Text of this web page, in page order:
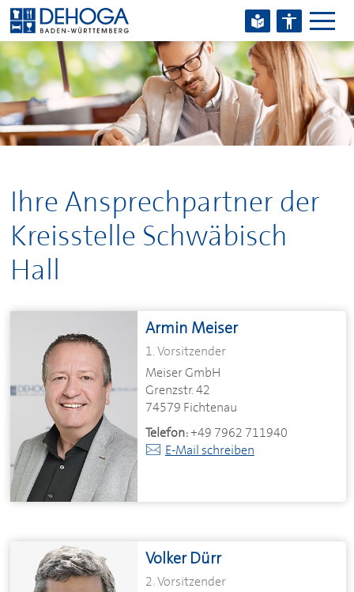
Zum Hauptinhalt springen
Zum Footerinhalt springen
Ihre Ansprechpartner der
Kreisstelle Schwäbisch
Hall
Armin Meiser
1. Vorsitzender
Meiser GmbH
Grenzstr. 42
74579 Fichtenau
Telefon:+49 7962 711940
E-Mail schreiben
Volker Dürr
2. Vorsitzender